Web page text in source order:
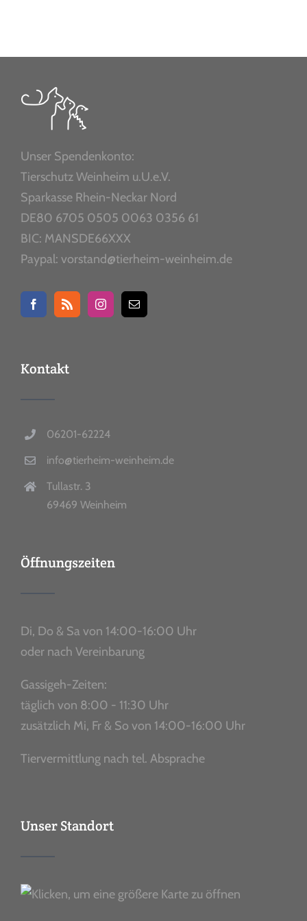
Unser Spendenkonto:
Tierschutz Weinheim u.U.e.V.
Sparkasse Rhein-Neckar Nord
DE80 6705 0505 0063 0356 61
BIC: MANSDE66XXX
Paypal: vorstand@tierheim-weinheim.de
Kontakt
06201-62224
info@tierheim-weinheim.de
Tullastr. 3
69469 Weinheim
Öffnungszeiten
Di, Do & Sa von 14:00-16:00 Uhr
oder nach Vereinbarung
Gassigeh-Zeiten:
täglich von 8:00 - 11:30 Uhr
zusätzlich Mi, Fr & So von 14:00-16:00 Uhr
Tiervermittlung nach tel. Absprache
Unser Standort